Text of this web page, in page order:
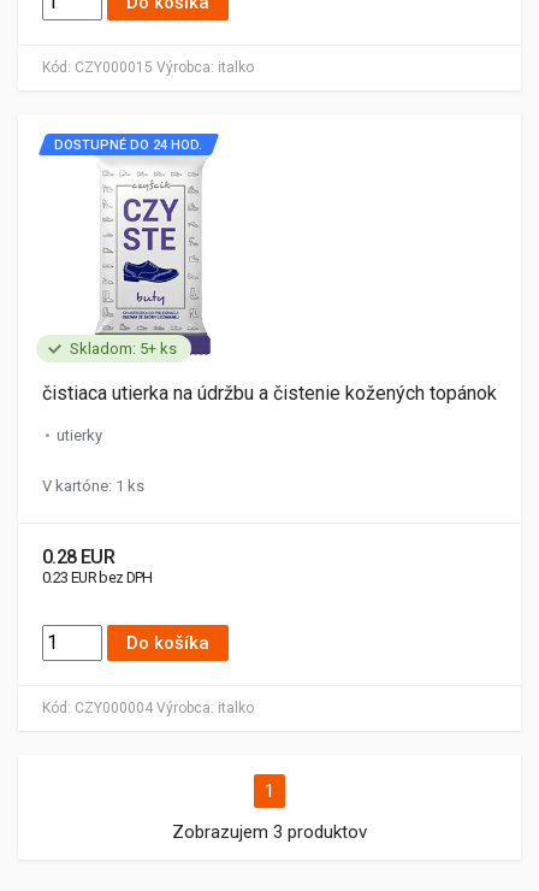
Kód: CZY000015 Výrobca: italko
Skladom: 5+ ks
Kód: CZY000004 Výrobca: italko
DOSTUPNÉ DO 24 HOD.
čistiaca utierka na údržbu a čistenie kožených topánok
utierky
V kartóne: 1 ks
0.28 EUR
0.23 EUR bez DPH
Do košíka
1
Zobrazujem 3 produktov